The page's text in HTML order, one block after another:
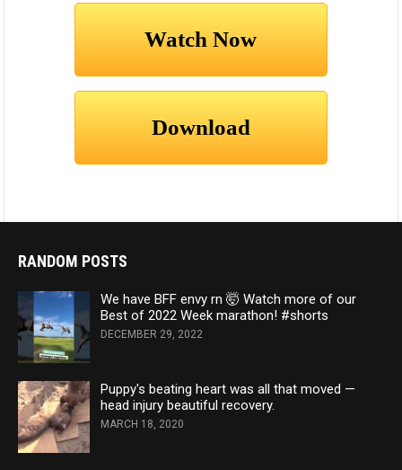
RANDOM POSTS
We have BFF envy rn 🤯 Watch more of our
Best of 2022 Week marathon! #shorts
DECEMBER 29, 2022
Puppy's beating heart was all that moved —
head injury beautiful recovery.
MARCH 18, 2020